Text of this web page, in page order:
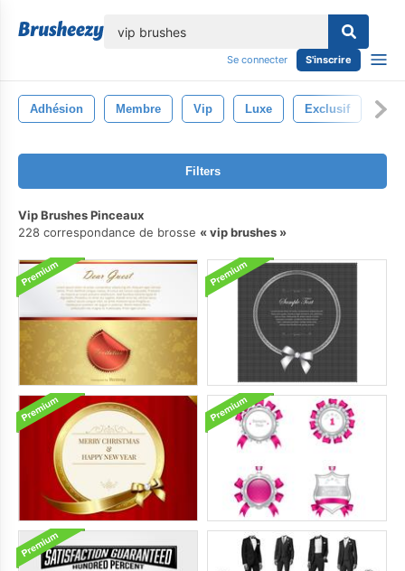
Se connecter S'inscrire
Adhésion Membre Vip Luxe Exclusif
Filters
Vip Brushes Pinceaux
228 correspondance de brosse
vip brushes